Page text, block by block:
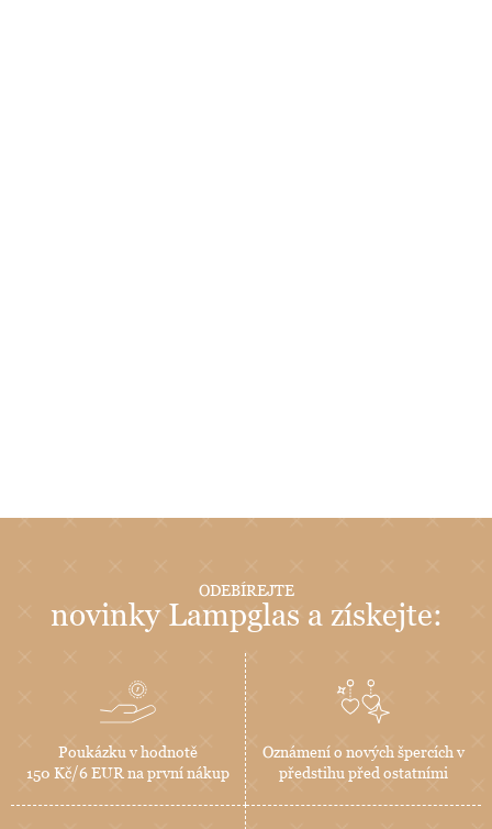
ODEBÍREJTE
novinky Lampglas a získejte:
Poukázku v hodnotě
150 Kč/6 EUR na první nákup
Oznámení o nových špercích v
předstihu před ostatními